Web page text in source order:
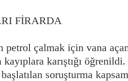
FİRARDA
petrol çalmak için vana
karıştığı
soruşturma